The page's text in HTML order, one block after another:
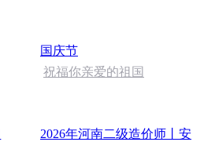
国庆节
祝福你亲爱的祖国
2026年河南二级造价师丨安